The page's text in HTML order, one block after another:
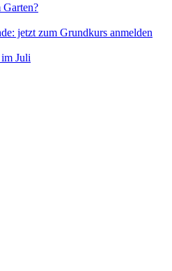
Garten?
jetzt zum Grundkurs anmelden
Juli